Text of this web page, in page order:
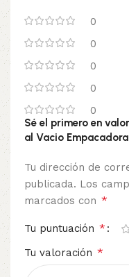
0
0
0
0
0
Sé el primero en
al Vacio
Tu dirección de
publicada. Los
marcados con *
Tu puntuación *
Tu valoración *